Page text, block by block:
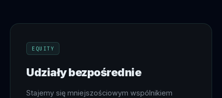
EQUITY
Udziały bezpośrednie
Stajemy się mniejszościowym wspólnikiem